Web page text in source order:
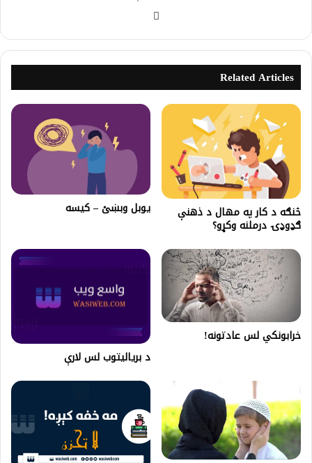
Related Articles
څنګه د كار په مهال د ذهنې
ګډوډۍ درملنه وکړو؟
یوبل وبښئ – کیسه
خرابونکي لس عادتونه!
د برياليتوب لس لارې